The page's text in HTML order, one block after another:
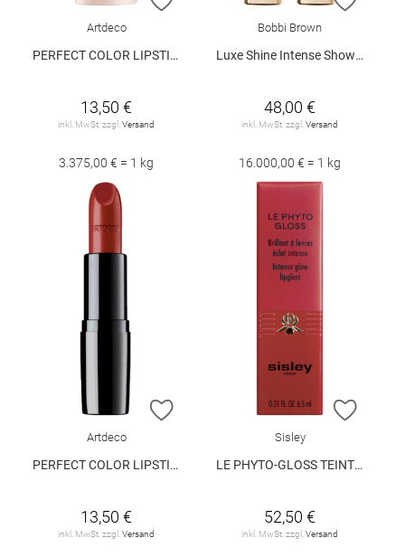
Artdeco
PERFECT COLOR LIPSTICK 911
13,50 €
inkl. MwSt. zzgl. Versand
3.375,00 € = 1 kg
Bobbi Brown
Luxe Shine Intense Showstopper
48,00 €
inkl. MwSt. zzgl. Versand
16.000,00 € = 1 kg
ZUR WUNSCHLISTE HINZUFÜGEN
Artdeco
PERFECT COLOR LIPSTICK 850
13,50 €
inkl. MwSt. zzgl. Versand
ZUR
Sisley
LE PHYTO-GLOSS TEINTE 8 MILKWAY
52,50 €
inkl. MwSt. zzgl. Versand